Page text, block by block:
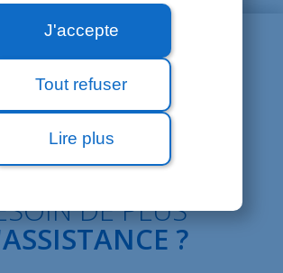
J'accepte
Tout refuser
Lire plus
DE PLUS
?